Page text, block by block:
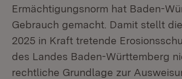
Ermächtigungsnorm hat Baden-
Gebrauch gemacht. Damit stellt
2025 in Kraft tretende
des Landes Baden-Württemberg
rechtliche Grundlage zur